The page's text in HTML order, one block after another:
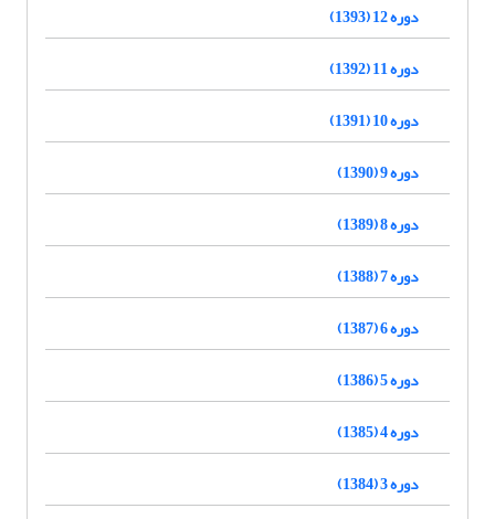
دوره 12 (1393)
دوره 11 (1392)
دوره 10 (1391)
دوره 9 (1390)
دوره 8 (1389)
دوره 7 (1388)
دوره 6 (1387)
دوره 5 (1386)
دوره 4 (1385)
دوره 3 (1384)